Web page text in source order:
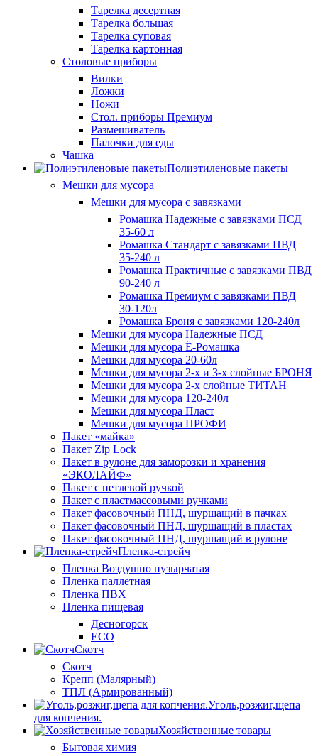
Тарелка десертная
Тарелка большая
Тарелка суповая
Тарелка картонная
Столовые приборы
Вилки
Ложки
Ножи
Стол. приборы Премиум
Размешиватель
Палочки для еды
Чашка
Полиэтиленовые пакеты
Мешки для мусора
Мешки для мусора с завязками
Ромашка Надежные с завязками ПСД
35-60 л
Ромашка Стандарт с завязками ПВД
35-240 л
Ромашка Практичные с завязками ПВД
90-240 л
Ромашка Премиум с завязками ПВД
30-120л
Ромашка Броня с завязками 120-240л
Мешки для мусора Надежные ПСД
Мешки для мусора Ё-Ромашка
Мешки для мусора 20-60л
Мешки для мусора 2-х и 3-х слойные БРОНЯ
Мешки для мусора 2-х слойные ТИТАН
Мешки для мусора 120-240л
Мешки для мусора Пласт
Мешки для мусора ПРОФИ
Пакет «майка»
Пакет Zip Lock
Пакет в рулоне для заморозки и хранения
«ЭКОЛАЙФ»
Пакет с петлевой ручкой
Пакет с пластмассовыми ручками
Пакет фасовочный ПНД, шуршащий в пачках
Пакет фасовочный ПНД, шуршащий в пластах
Пакет фасовочный ПНД, шуршащий в рулоне
Пленка-стрейч
Пленка Воздушно пузырчатая
Пленка паллетная
Пленка ПВХ
Пленка пищевая
Десногорск
ECO
Скотч
Скотч
Крепп (Малярный)
ТПЛ (Армированный)
Уголь,розжиг,щепа
для копчения.
Хозяйственные товары
Бытовая химия